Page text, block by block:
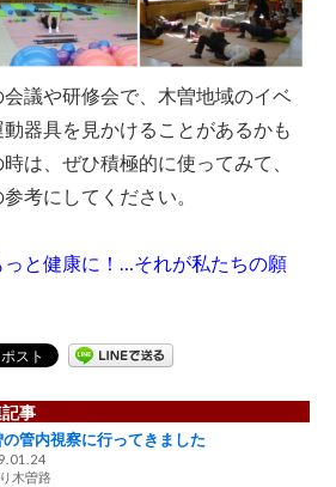
議や研修会で、木曽地域のイベ
器具を見かけることがあるかも
は、ぜひ積極的に使ってみて、
考にしてください。
と健康に！…それが私たちの願
記事
の管内視察に行ってきました
木曽路